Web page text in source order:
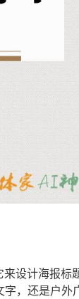
设计海报标
，还是户